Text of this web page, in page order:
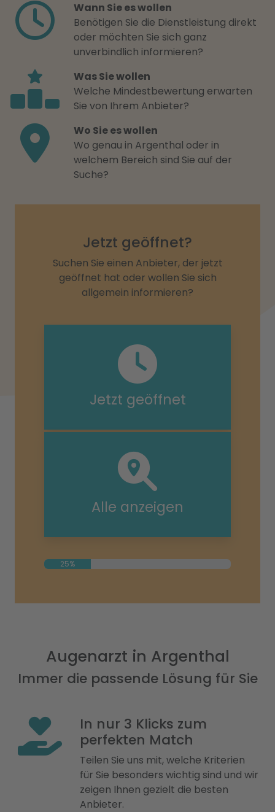
Wann Sie es wollen
Benötigen Sie die Dienstleistung direkt
oder möchten Sie sich ganz
unverbindlich informieren?
Was Sie wollen
Welche Mindestbewertung erwarten
Sie von Ihrem Anbieter?
Wo Sie es wollen
Wo genau in Argenthal oder in
welchem Bereich sind Sie auf der
Suche?
Jetzt geöffnet?
Suchen Sie einen Anbieter, der jetzt
geöffnet hat oder wollen Sie sich
allgemein informieren?
Jetzt geöffnet
Alle anzeigen
25%
Augenarzt in Argenthal
Immer die passende Lösung für Sie
In nur 3 Klicks zum
perfekten Match
Teilen Sie uns mit, welche Kriterien
für Sie besonders wichtig sind und wir
zeigen Ihnen gezielt die besten
Anbieter.